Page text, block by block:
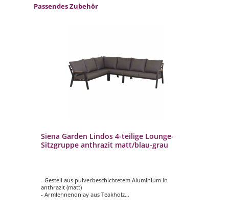
Produktgalerie überspringen
Passendes Zubehör
Siena Garden Lindos 4-teilige Lounge-
Sitzgruppe anthrazit matt/blau-grau
- Gestell aus pulverbeschichtetem Aluminium in
anthrazit (matt)
- Armlehnenonlay aus Teakholz